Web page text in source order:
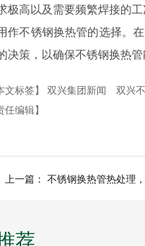
极高以及需要频繁焊接的
作不锈钢换热管的选择。
决策，以确保不锈钢换热
文标签】 双兴集团新闻 双兴
任编辑】
上一篇： 不锈钢换热管热处理
荐